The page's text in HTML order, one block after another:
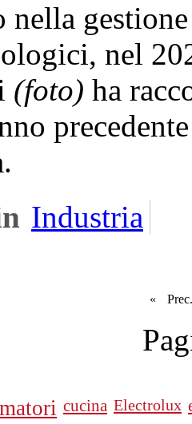
nella
nel
(foto) ha
Industria
« Prec.
cucina Electrolux